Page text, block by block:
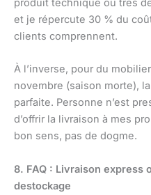
produit technique ou très
et je répercute 30 % du
clients comprennent.
À l’inverse, pour du
novembre (saison morte), la
parfaite. Personne n’est
d’offrir la livraison à mes
bon sens, pas de dogme.
8. FAQ : Livraison express
destockage